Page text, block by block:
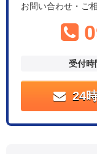
お問い合わせ・ご
受付
24